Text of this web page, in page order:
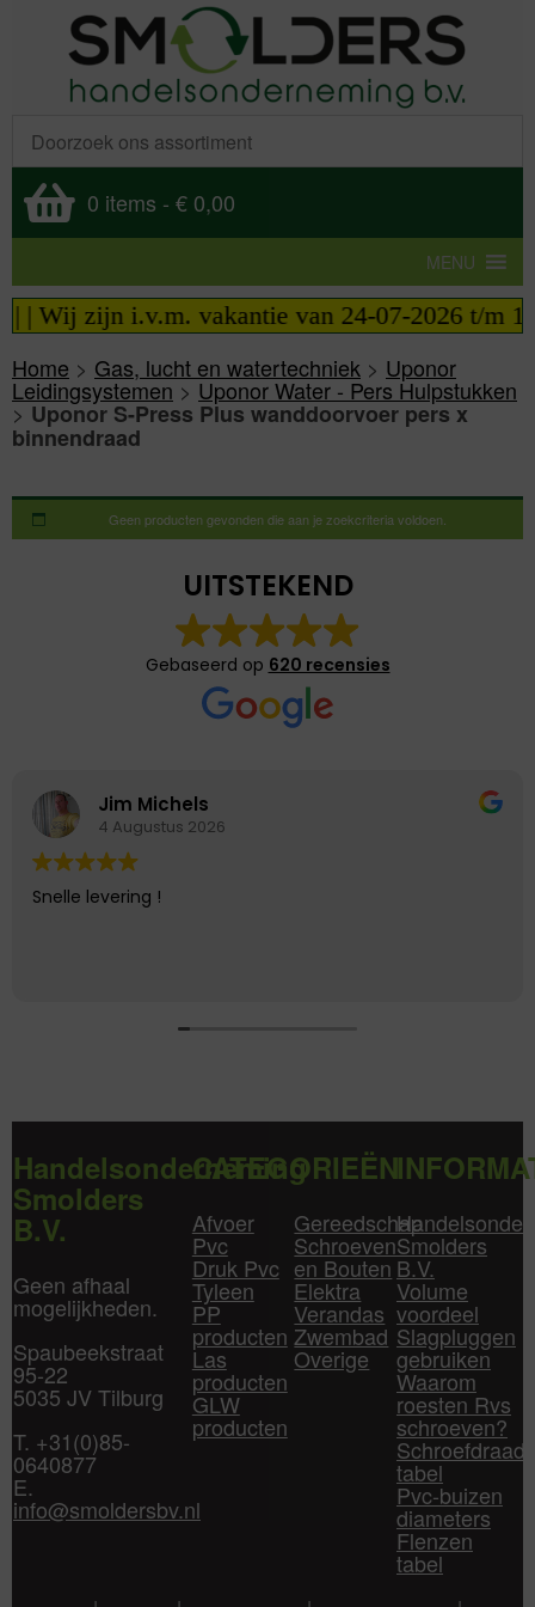
0 items - € 0,00
MENU
zijn i.v.m. vakantie van 24-07-2026 t/m
Home > Gas, lucht en watertechniek > Uponor
Leidingsystemen>Uponor Water - Pers Hulpstukken
>Uponor S-Press Plus wanddoorvoer pers x
binnendraad
Geen producten gevonden die aan je zoekcriteria voldoen.
UITSTEKEND
Gebaseerd op 620 recensies
Jim Michels
4 Augustus 2026
Snelle levering !
Handelsonderneming
Smolders
B.V.
Geen afhaal
mogelijkheden.
Spaubeekstraat
95-22
5035 JV Tilburg
T. +31(0)85-
0640877
E.
info@smoldersbv.nl
CATEGORIEËN
Afvoer
Pvc
Druk Pvc
Tyleen
PP
producten
Las
producten
GLW
producten
Gereedschap
Schroeven
en Bouten
Elektra
Verandas
Zwembad
Overige
Smolders
B.V.
Volume
voordeel
Slagpluggen
gebruiken
Waarom
roesten Rvs
schroeven?
Schroefdraad
tabel
Pvc-buizen
diameters
Flenzen
tabel